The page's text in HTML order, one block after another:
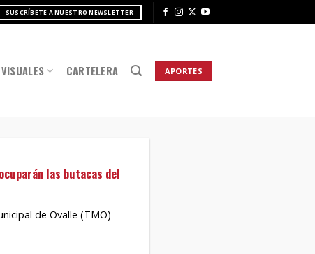
SUSCRÍBETE A NUESTRO NEWSLETTER
CARTELERA APORTES
las butacas del
de Ovalle (TMO)